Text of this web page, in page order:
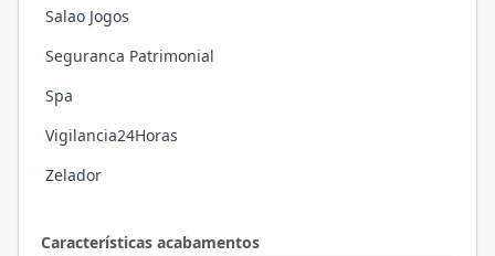
Características acabamentos
Salao Jogos
Seguranca Patrimonial
Spa
Vigilancia24Horas
Zelador